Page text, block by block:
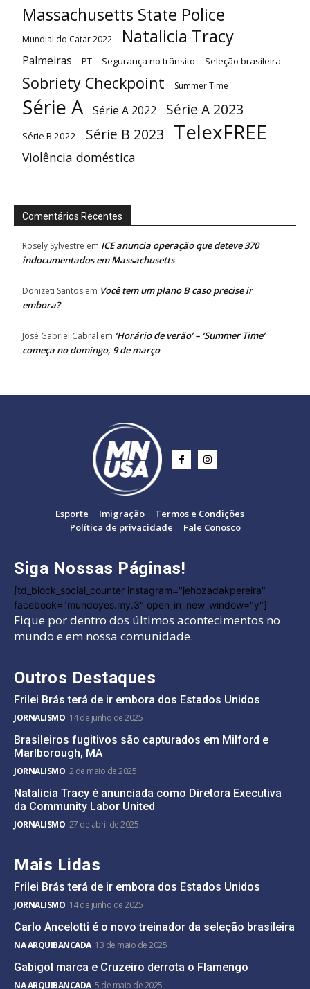
Massachusetts State Police
Mundial do Catar 2022 Natalicia Tracy
Palmeiras PT Segurança no trânsito Seleção brasileira
Sobriety Checkpoint Summer Time
Série A Série A 2022 Série A 2023
Série B 2022 Série B 2023 TelexFREE
Violência doméstica
Comentários Recentes
Rosely Sylvestre em ICE anuncia operação que deteve 370
indocumentados em Massachusetts
Donizeti Santos em Você tem um plano B caso precise ir
embora?
José Gabriel Cabral em ‘Horário de verão’ – ‘Summer Time’
começa no domingo, 9 de março
Esporte Imigração
Termos e Condições
Política de privacidade
Fale Conosco
Siga Nossas Páginas!
[td_block_social_counter instagram="jehozadakpereira"
facebook="mundoyes.my.3" open_in_new_window="y"]
Fique por dentro dos últimos acontecimentos no
mundo e em nossa comunidade.
Outros Destaques
Frilei Brás terá de ir embora dos Estados Unidos
JORNALISMO 14 de junho de 2025
Brasileiros fugitivos são capturados em Milford e
Marlborough, MA
JORNALISMO 2 de maio de 2025
Natalicia Tracy é anunciada como Diretora Executiva
da Community Labor United
JORNALISMO 27 de abril de 2025
Mais Lidas
Frilei Brás terá de ir embora dos Estados Unidos
JORNALISMO 14 de junho de 2025
Carlo Ancelotti é o novo treinador da seleção brasileira
NA ARQUIBANCADA 13 de maio de 2025
Gabigol marca e Cruzeiro derrota o Flamengo
NA ARQUIBANCADA 5 de maio de 2025